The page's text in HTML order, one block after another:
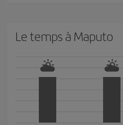
Le temps à Maputo